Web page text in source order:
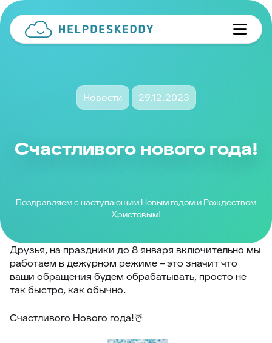
Новости 29.12.2023
Счастливого нового года!
Поздравляем с наступающим Новым годом и Рождеством
Христовым!
Друзья, на праздники до 8 января включительно мы
работаем в дежурном режиме – это значит что
ваши обращения будем обрабатывать, просто не
так быстро, как обычно.
Счастливого Нового года!☃️